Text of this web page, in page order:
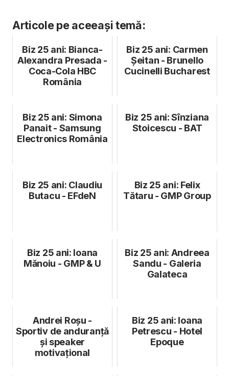
Articole pe aceeași temă:
Biz 25 ani: Bianca-
Alexandra Presada -
Coca-Cola HBC
România
Biz 25 ani: Carmen
Șeitan - Brunello
Cucinelli Bucharest
Biz 25 ani: Simona
Panait - Samsung
Electronics România
Biz 25 ani: Sînziana
Stoicescu - BAT
Biz 25 ani: Claudiu
Butacu - EFdeN
Biz 25 ani: Felix
Tătaru - GMP Group
Biz 25 ani: Ioana
Mănoiu - GMP & U
Biz 25 ani: Andreea
Sandu - Galeria
Galateca
Andrei Roșu -
Sportiv de anduranță
și speaker
motivațional
Biz 25 ani: Ioana
Petrescu - Hotel
Epoque